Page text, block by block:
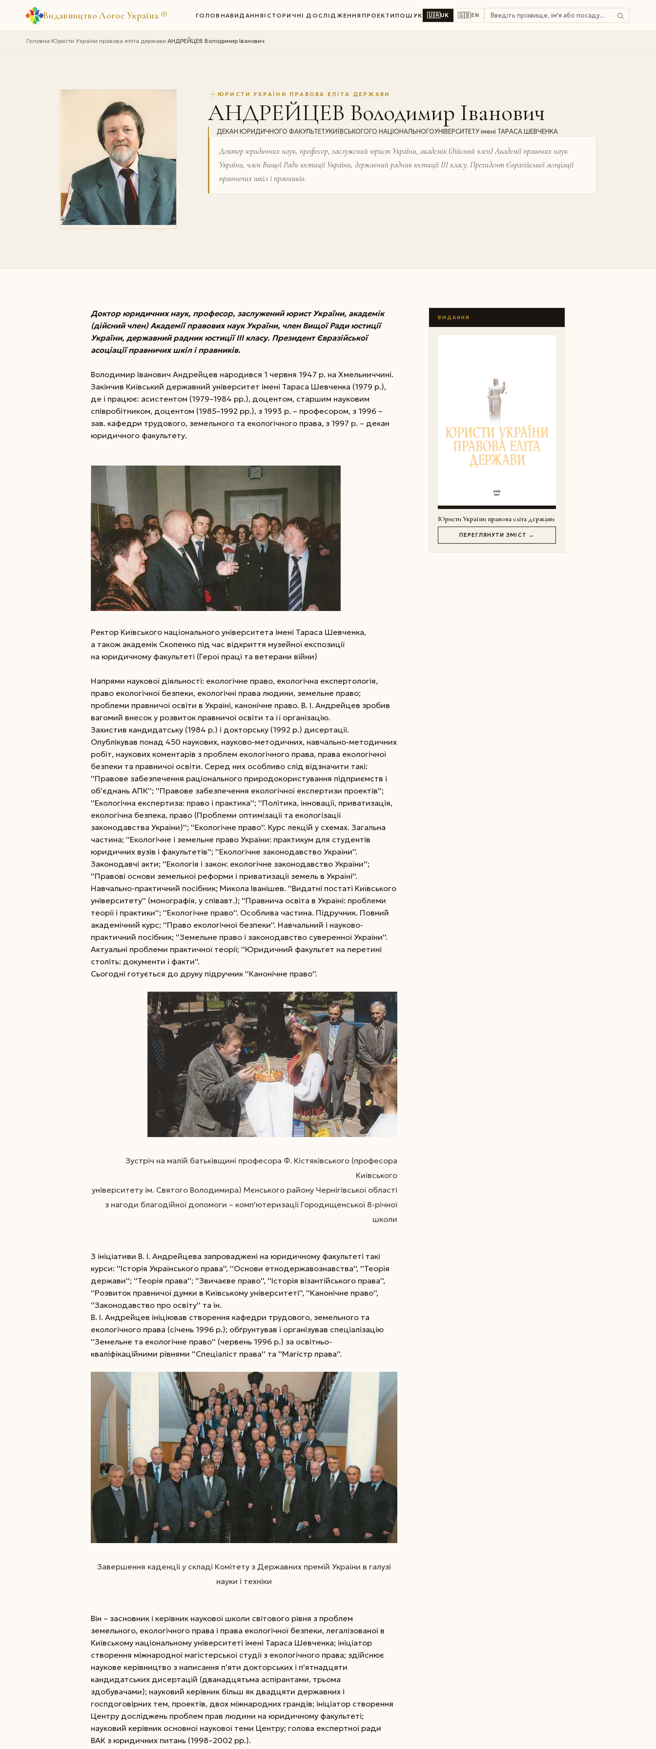
Видавництво Логос Україна ® ГОЛОВНАВИДАННЯ ІСТОРИЧНІ ДОСЛІДЖЕННЯ ПРОЕКТИ ПОШУК 🇺🇦UK 🇬🇧EN
Головна›Юристи України правова еліта держави›АНДРЕЙЦЕВ Володимир Іванович
ЮРИСТИ УКРАЇНИ ПРАВОВА ЕЛІТА ДЕРЖАВИ
АНДРЕЙЦЕВ Володимир Іванович
ДЕКАН ЮРИДИЧНОГО ФАКУЛЬТЕТУКИЇВСЬКОГОГО НАЦІОНАЛЬНОГОУНІВЕРСИТЕТУ імені ТАРАСА ШЕВЧЕНКА
Доктор юридичних наук, професор, заслужений юрист України, академік (дійсний член) Академії правових наук
України, член Вищої Ради юстиції України, державний радник юстиції ІІІ класу. Президент Євразійської асоціації
правничих шкіл і правників.
Доктор юридичних наук, професор, заслужений юрист України, академік
(дійсний член) Академії правових наук України, член Вищої Ради юстиції
України, державний радник юстиції ІІІ класу. Президент Євразійської
асоціації правничих шкіл і правників.
Володимир Іванович Андрейцев народився 1 червня 1947 р. на Хмельниччині.
Закінчив Київський державний університет імені Тараса Шевченка (1979 р.),
де і працює: асистентом (1979–1984 рр.), доцентом, старшим науковим
співробітником, доцентом (1985–1992 рр.), з 1993 р. – професором, з 1996 –
зав. кафедри трудового, земельного та екологічного права, з 1997 р. – декан
юридичного факультету.
Ректор Київського національного університета імені Тараса Шевченка,
а також академік Скопенко під час відкриття музейної експозиції
на юридичному факультеті (Герої праці та ветерани війни)
Напрями наукової діяльності: екологічне право, екологічна експертологія,
право екологічної безпеки, екологічні права людини, земельне право;
проблеми правничої освіти в Україні, канонічне право. В. І. Андрейцев зробив
вагомий внесок у розвиток правничої освіти та її організацію.
Захистив кандидатську (1984 р.) і докторську (1992 р.) дисертації.
Опублікував понад 450 наукових, науково-методичних, навчально-методичних
робіт, наукових коментарів з проблем екологічного права, права екологічної
безпеки та правничої освіти. Серед них особливо слід відзначити такі:
''Правове забезпечення раціонального природокористування підприємств і
об'єднань АПК''; ''Правове забезпечення екологічної експертизи проектів'';
''Екологічна експертиза: право і практика''; ''Політика, інновації, приватизація,
екологічна безпека, право (Проблеми оптимізації та екологізації
законодавства України)''; ''Екологічне право''. Курс лекцій у схемах. Загальна
частина; ''Екологічне і земельне право України: практикум для студентів
юридичних вузів і факультетів''; ''Екологічне законодавство України''.
Законодавчі акти; ''Екологія і закон: екологічне законодавство України'';
''Правові основи земельної реформи і приватизації земель в Україні''.
Навчально-практичний посібник; Микола Іванішев. ''Видатні постаті Київського
університету'' (монографія, у співавт.); ''Правнича освіта в Україні: проблеми
теорії і практики''; ''Екологічне право''. Особлива частина. Підручник. Повний
академічний курс; ''Право екологічної безпеки''. Навчальний і науково-
практичний посібник; ''Земельне право і законодавство суверенної України''.
Актуальні проблеми практичної теорії; ''Юридичний факультет на перетині
століть: документи і факти''.
Сьогодні готується до друку підручник ''Канонічне право''.
Зустріч на малій батьківщині професора Ф. Кістяківського (професора
Київського
університету ім. Святого Володимира) Мєнського району Чернігівської області
з нагоди благодійної допомоги – комп'ютеризації Городищенської 8-річної
школи
З ініціативи В. І. Андрейцева запроваджені на юридичному факультеті такі
курси: ''Історія Українського права'', ''Основи етнодержавознавства'', ''Теорія
держави''; ''Теорія права''; ''Звичаєве право'', ''Історія візантійського права'',
''Розвиток правничої думки в Київському університеті'', ''Канонічне право'',
''Законодавство про освіту'' та ін.
В. І. Андрейцев ініціював створення кафедри трудового, земельного та
екологічного права (січень 1996 р.); обґрунтував і організував спеціалізацію
''Земельне та екологічне право'' (червень 1996 р.) за освітньо-
кваліфікаційними рівнями ''Спеціаліст права'' та ''Магістр права''.
Завершення каденції у складі Комітету з Державних премій України в галузі
науки і техніки
Він – засновник і керівник наукової школи світового рівня з проблем
земельного, екологічного права і права екологічної безпеки, легалізованої в
Київському національному університеті імені Тараса Шевченка; ініціатор
створення міжнародної магістерської студії з екологічного права; здійснює
наукове керівництво з написання п'яти докторських і п'ятнадцяти
кандидатських дисертацій (дванадцятьма аспірантами, трьома
здобувачами); науковий керівник більш як двадцяти державних і
госпдоговірних тем, проектів, двох міжнародних грандів; ініціатор створення
Центру досліджень проблем прав людини на юридичному факультеті;
науковий керівник основної наукової теми Центру; голова експертної ради
ВАК з юридичних питань (1998–2002 рр.).
ВИДАННЯ
Юристи України правова еліта держави
ПЕРЕГЛЯНУТИ ЗМІСТ →